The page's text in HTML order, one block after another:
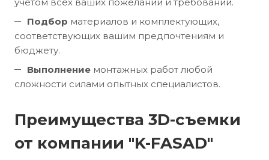
Подбор материалов и комплектующих,
соответствующих вашим предпочтениям и
бюджету.
Выполнение монтажных работ любой
сложности силами опытных специалистов.
Преимущества 3D-съемки
от компании "K-FASAD"